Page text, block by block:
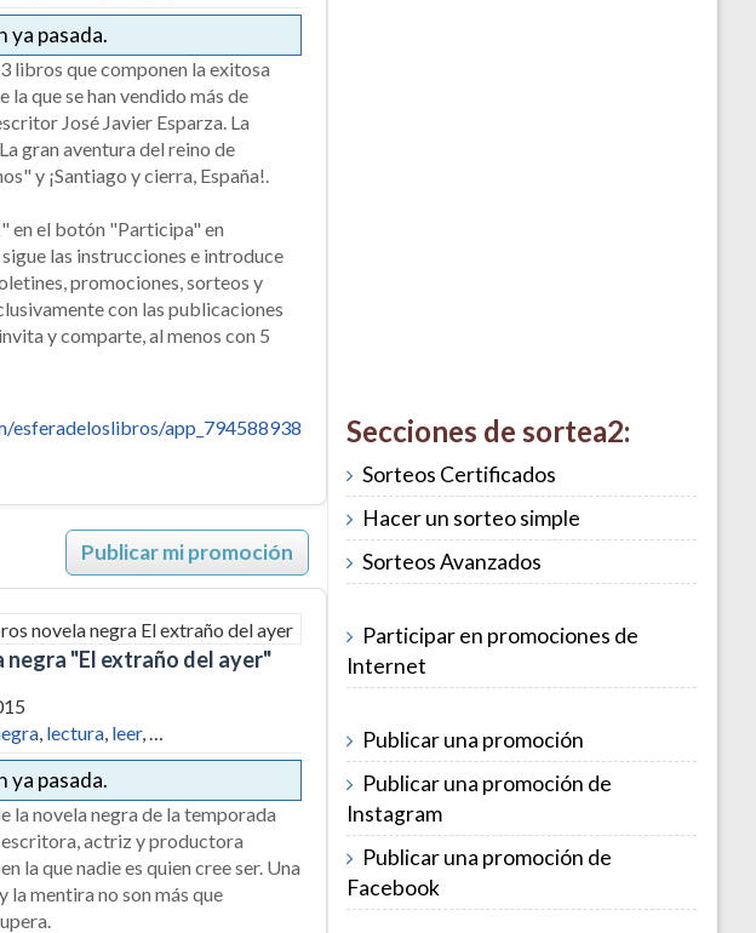
ya pasada.
libros que componen la exitosa
que se han vendido más de
José Javier Esparza. La
gran aventura del reino de
y ¡Santiago y cierra, España!.
en el botón "Participa" en
las instrucciones e introduce
promociones, sorteos y
con las publicaciones
y comparte, al menos con 5
app_794588938
Publicar mi promoción
"El extraño del ayer"
, lectura, leer, …
ya pasada.
la novela negra de la temporada
actriz y productora
la que nadie es quien cree ser. Una
la mentira no son más que
Secciones de sortea2:
Sorteos Certificados
Hacer un sorteo simple
Sorteos Avanzados
Participar en promociones de
Internet
Publicar una promoción
Publicar una promoción de
Instagram
Publicar una promoción de
Facebook